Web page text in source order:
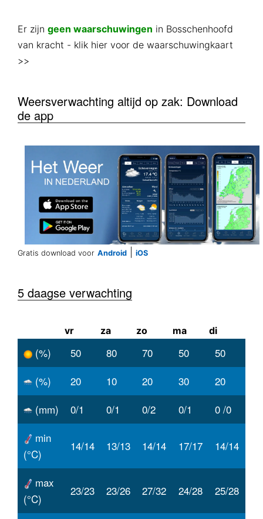
Er zijn geen waarschuwingen in Bosschenhoofd
van kracht - klik hier voor de waarschuwingkaart
>>
Weersverwachting altijd op zak: Download
de app
Gratis download voor Android iOS
5 daagse verwachting
vr za zo ma di
(%) 50 80 70 50
50
(%)
20 10 20 30
20
(mm)
0/1 0/1 0/2 0/1
0 /0
min
(°C)
14/14 13/13 14/14 17/17 14/14
max
(°C)
23/23 23/26 27/32 24/28 25/28